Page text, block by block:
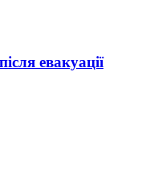
евакуації